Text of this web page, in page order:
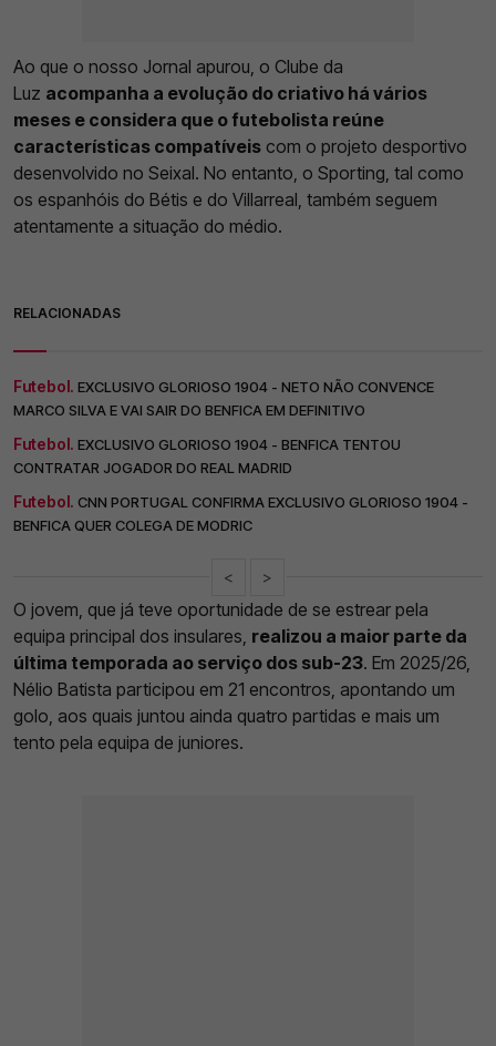
Ao que o nosso Jornal apurou, o Clube da
Luz acompanha a evolução do criativo há vários
meses e considera que o futebolista reúne
características compatíveis com o projeto desportivo
desenvolvido no Seixal. No entanto, o Sporting, tal como
os espanhóis do Bétis e do Villarreal, também seguem
atentamente a situação do médio.
RELACIONADAS
Futebol. EXCLUSIVO GLORIOSO 1904 - NETO NÃO CONVENCE
MARCO SILVA E VAI SAIR DO BENFICA EM DEFINITIVO
Futebol. EXCLUSIVO GLORIOSO 1904 - BENFICA TENTOU
CONTRATAR JOGADOR DO REAL MADRID
Futebol. CNN PORTUGAL CONFIRMA EXCLUSIVO GLORIOSO 1904 -
BENFICA QUER COLEGA DE MODRIC
< >
O jovem, que já teve oportunidade de se estrear pela
equipa principal dos insulares, realizou a maior parte da
última temporada ao serviço dos sub-23. Em 2025/26,
Nélio Batista participou em 21 encontros, apontando um
golo, aos quais juntou ainda quatro partidas e mais um
tento pela equipa de juniores.